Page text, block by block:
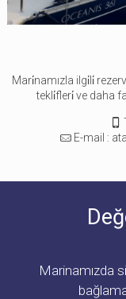
Mari̇namızla ilgi̇li̇
tekli̇fleri̇ ve daha
E-mail :
Marinamızda